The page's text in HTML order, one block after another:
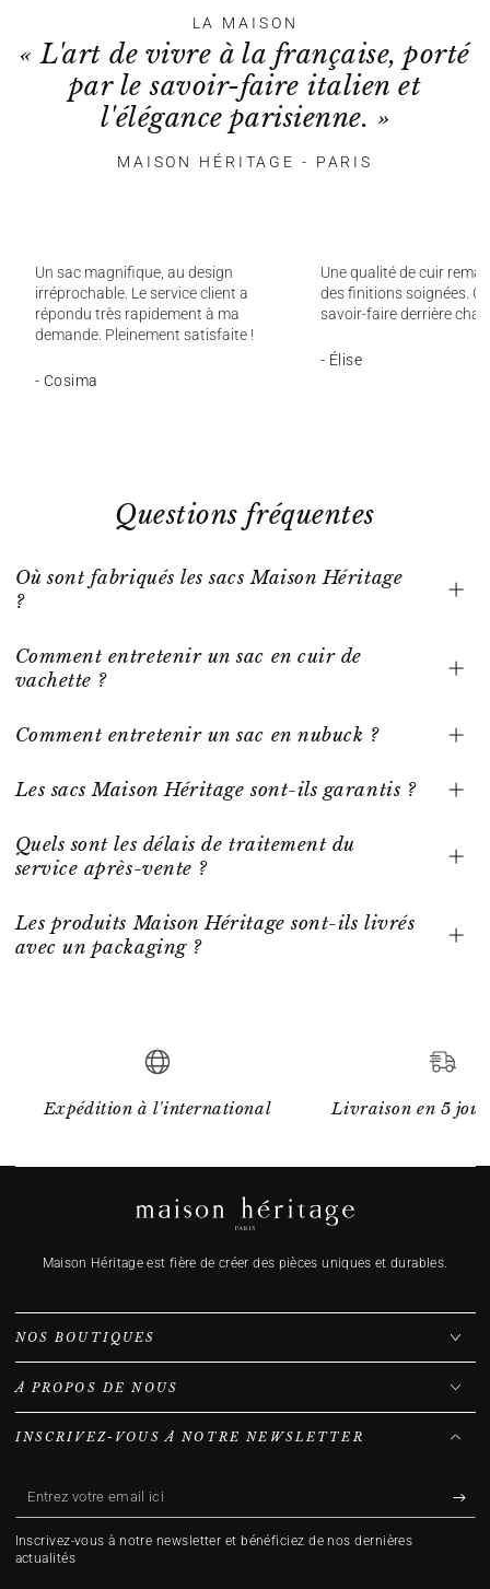
LA MAISON
« L'art de vivre à la française, porté
par le savoir-faire italien et
l'élégance parisienne. »
MAISON HÉRITAGE - PARIS
Un sac magnifique, au design
irréprochable. Le service client a
répondu très rapidement à ma
demande. Pleinement satisfaite !
- Cosima
Une qualité de cuir
des finitions soignées.
savoir-faire derrière
- Élise
Questions fréquentes
Où sont fabriqués les sacs Maison Héritage
?
Comment entretenir un sac en cuir de
vachette ?
Comment entretenir un sac en nubuck ?
Les sacs Maison Héritage sont-ils garantis ?
Quels sont les délais de traitement du
service après-vente ?
Les produits Maison Héritage sont-ils livrés
avec un packaging ?
Expédition à l'international Livraison en 5
Maison Héritage est fière de créer des pièces uniques et durables.
NOS BOUTIQUES
À PROPOS DE NOUS
INSCRIVEZ-VOUS À NOTRE NEWSLETTER
Entrez
votre
email
Inscrivez-vous à notre newsletter et bénéficiez de nos dernières
actualités